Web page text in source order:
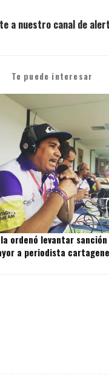
a nuestro canal de
Te puede interesar
ordenó levantar sanción
a periodista